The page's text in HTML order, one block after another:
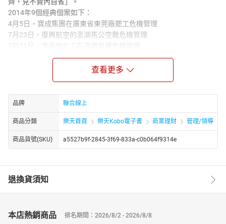
2014年9個經典個案如下：
4月5日，寶成集團在廣東省東莞廠罷工危機管理
7月23日，復興航空的澎湖馬公空難危機管理
7月31日，李長榮化工在高雄氣爆危機管理
8月4日，台積電在高雄氣爆的災區重建
8月28日，紫智屏、柯鎮東在呼麻案的危機管理
9月8日，頂新魏應充餿水油危機管理
10月21，日王品戴勝益對飼料油的危機管理
10月底，統一企業(含統一超商)對飼料油的危機管理
【作者簡介】
伍忠賢
學歷
系（1981年），主修財務管理，副修行銷管理，興趣於策略管理、
查看更多
品牌 聯合線上
商品分類 樂天首頁 樂天Kobo電子書 商業理財 管理/領導
商品貨號(SKU) a5527b9f-2845-3f69-833a-c0b064f9314e
退換貨須知
本店熱銷商品 排名期間：2026/8/2 - 2026/8/8